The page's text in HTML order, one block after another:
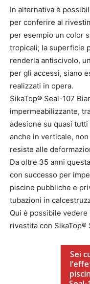
In alternativa è
per conferire al
per esempio un color
tropicali; la superficie
renderla antiscivolo,
per gli accessi, siano
realizzati in opera.
SikaTop® Seal-107
impermeabilizzante,
adesione su quasi
anche in verticale,
resiste alle
Da oltre 35 anni
con successo per
piscine pubbliche e
tubazioni in
Qui è possibile
rivestita con SikaTop®
Sei